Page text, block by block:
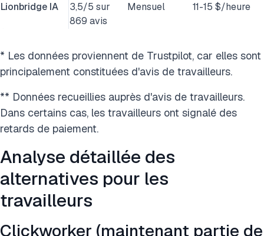
Lionbridge IA
3,5/5 sur
869 avis
Mensuel 11-15 $/heure
* Les données proviennent de Trustpilot, car elles sont
principalement constituées d'avis de travailleurs.
** Données recueillies auprès d'avis de travailleurs.
Dans certains cas, les travailleurs ont signalé des
retards de paiement.
Analyse détaillée des
alternatives pour les
travailleurs
Clickworker (maintenant partie de